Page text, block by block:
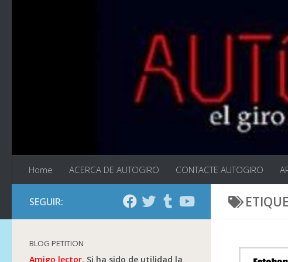
Home ACERCA DE AUTOGIRO CONTACTE AUTOGIRO
SEGUIR:
BLOG PETITION
Amigo lector. Si ha sido de utilidad la